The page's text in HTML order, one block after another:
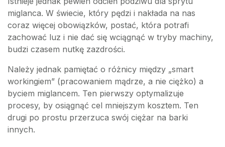
miglanca. W świecie, który pędzi i nakłada na nas
coraz więcej obowiązków, postać, która potrafi
zachować luz i nie dać się wciągnąć w tryby machiny,
budzi czasem nutkę zazdrości.
Należy jednak pamiętać o różnicy między „smart
workingiem” (pracowaniem mądrze, a nie ciężko) a
byciem miglancem. Ten pierwszy optymalizuje
procesy, by osiągnąć cel mniejszym kosztem. Ten
drugi po prostu przerzuca swój ciężar na barki
innych.